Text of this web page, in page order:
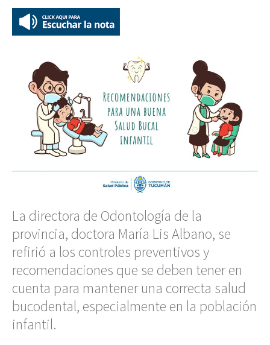
La directora de Odontología de la
provincia, doctora María Lis Albano, se
refirió a los controles preventivos y
recomendaciones que se deben tener en
cuenta para mantener una correcta salud
bucodental, especialmente en la población
infantil.